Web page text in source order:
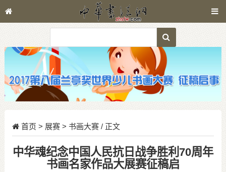
首页 > 展赛> 书画大赛/ 正文
中华魂纪念中国人民抗日战争胜利70周年
书画名家作品大展赛征稿启